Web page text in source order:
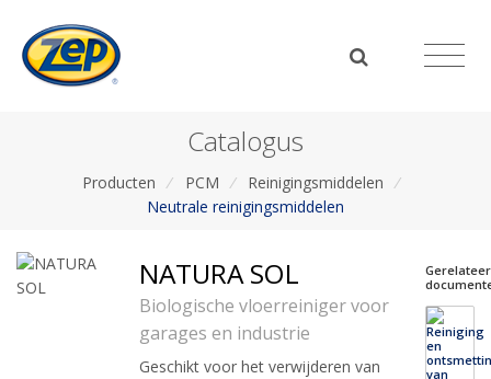
Catalogus
Producten / PCM / Reinigingsmiddelen /
Neutrale reinigingsmiddelen
NATURA SOL
Biologische vloerreiniger voor
garages en industrie
Geschikt voor het verwijderen van